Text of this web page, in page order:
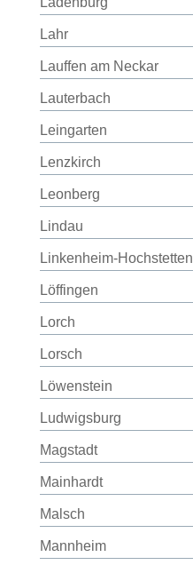
Lahr
Lauffen am Neckar
Lauterbach
Leingarten
Lenzkirch
Leonberg
Lindau
Linkenheim-Hochstetten
Löffingen
Lorch
Lorsch
Löwenstein
Ludwigsburg
Magstadt
Mainhardt
Malsch
Mannheim